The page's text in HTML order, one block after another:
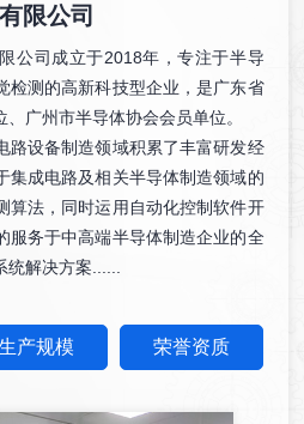
限公司
司成立于2018年，专注于半导
检测的高新科技型企业，是广东省
广州市半导体协会会员单位。
设备制造领域积累了丰富研发经
集成电路及相关半导体制造领域的
算法，同时运用自动化控制软件开
服务于中高端半导体制造企业的全
解决方案......
产规模 荣誉资质